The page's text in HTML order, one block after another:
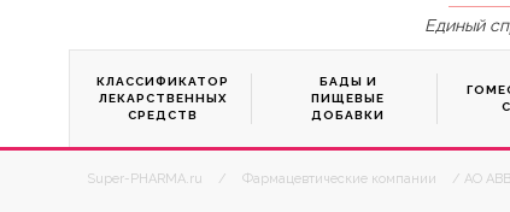
Единый
КЛАССИФИКАТОР
ЛЕКАРСТВЕННЫХ
СРЕДСТВ
БАДЫ И
ПИЩЕВЫЕ
ДОБАВКИ
Super-PHARMA.ru / Фармацевтические компании / АО